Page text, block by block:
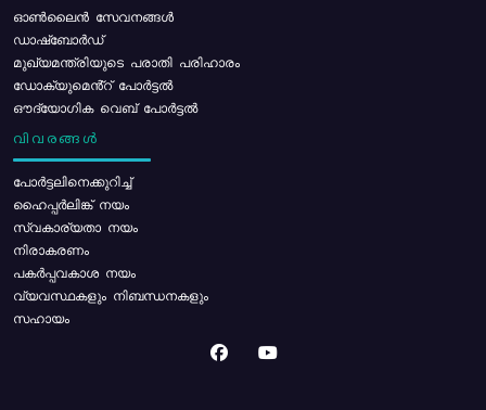
ഓൺലൈൻ സേവനങ്ങൾ
ഡാഷ്ബോർഡ്
മുഖ്യമന്ത്രിയുടെ പരാതി പരിഹാരം
ഡോക്യുമെൻ്റ് പോർട്ടൽ
ഔദ്യോഗിക വെബ് പോർട്ടൽ
വിവരങ്ങൾ
പോര്‍ട്ടലിനെക്കുറിച്ച്
ഹൈപ്പർലിങ്ക് നയം
സ്വകാര്യതാ നയം
നിരാകരണം
പകർപ്പവകാശ നയം
വ്യവസ്ഥകളും നിബന്ധനകളും
സഹായം